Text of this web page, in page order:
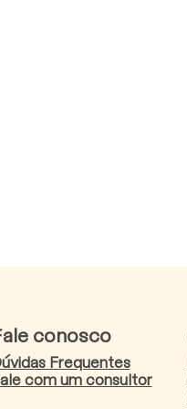
conosco
Frequentes
com um consultor